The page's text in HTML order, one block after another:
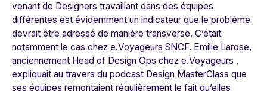
venant de Designers travaillant dans des équipes
différentes est évidemment un indicateur que le problème
devrait être adressé de manière transverse. C’était
notamment le cas chez e.Voyageurs SNCF. Emilie Larose,
anciennement Head of Design Ops chez e.Voyageurs ,
expliquait au travers du podcast Design MasterClass que
ses équipes remontaient régulièrement le fait qu’elles